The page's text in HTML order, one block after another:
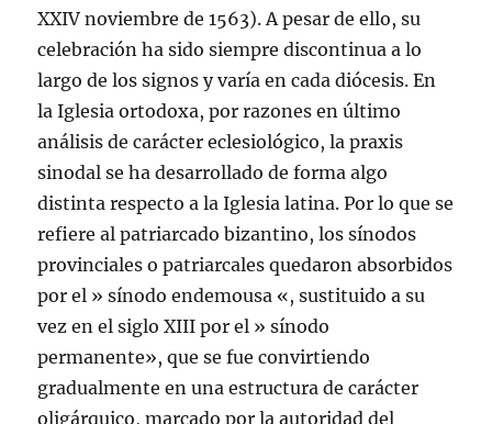
XXIV noviembre de 1563). A pesar de ello, su
celebración ha sido siempre discontinua a lo
largo de los signos y varí­a en cada diócesis. En
la Iglesia ortodoxa, por razones en último
análisis de carácter eclesiológico, la praxis
sinodal se ha desarrollado de forma algo
distinta respecto a la Iglesia latina. Por lo que se
refiere al patriarcado bizantino, los sí­nodos
provinciales o patriarcales quedaron absorbidos
por el » sí­nodo endemousa «, sustituido a su
vez en el siglo XIII por el » sí­nodo
permanente», que se fue convirtiendo
gradualmente en una estructura de carácter
oligárquico, marcado por la autoridad del